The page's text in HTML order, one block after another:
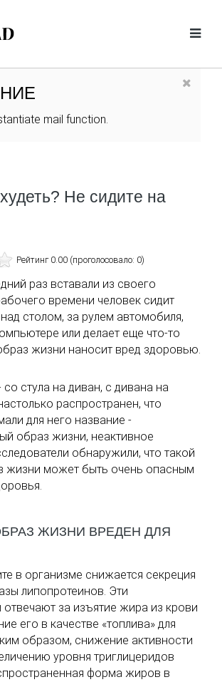
mail function.
Не сидите на
Рейтинг 0.00 (проголосовало: 0)
раз вставали из своего
времени человек сидит
столом, за рулем автомобиля,
или делает еще что-то
жизни наносит вред здоровью.
стула на диван, с дивана на
распространен, что
для него название -
образ жизни, неактивное
обнаружили, что такой
жизни может быть очень опасным
ЖИЗНИ ВРЕДЕН ДЛЯ
в организме снижается секреция
липопротеинов. Эти
за изъятие жира из крови
его в качестве «топлива» для
образом, снижение активности
уровня триглицеридов
форма жиров в